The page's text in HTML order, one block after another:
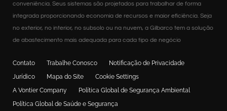
conveniência. Seus sistemas são projetados para trabalhar de forma
integrada proporcionando economia de recursos e maior eficiência. Seja
no exterior, no interior, no subsolo ou na nuvem, a Gilbarco tem a solução
de abastecimento mais adequada para cada tipo de negócio
Contato Trabalhe Conosco
Notificação de Privacidade
Jurídico
Mapa do Site
Cookie Settings
A Vontier Company
Política Global de Segurança Ambiental
Política Global de Saúde e Segurança